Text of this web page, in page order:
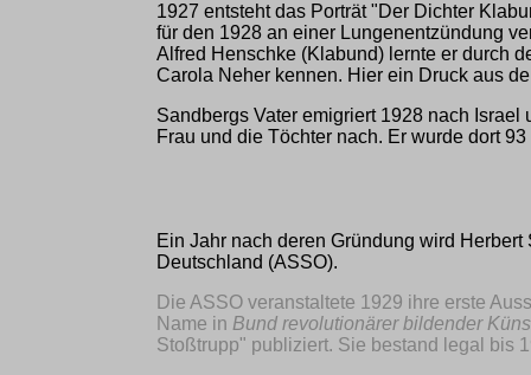
1927 entsteht das Porträt "Der Dichter
für den 1928 an einer Lungenentzündung
Alfred Henschke (Klabund) lernte er durch
Carola Neher kennen. Hier ein Druck aus
Sandbergs Vater emigriert 1928 nach Israel
Frau und die Töchter nach. Er wurde dort 93
Ein Jahr nach deren Gründung wird
Deutschland (ASSO).
Die ASSO veranstaltete 1929 ihre erste
Name in Bund revolutionärer bildender
Stoßtrupp" publiziert. Sie bestand legal bis